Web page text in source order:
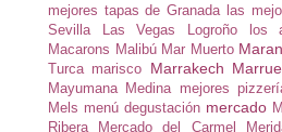
mejores tapas de Granada las
Sevilla
Las Vegas Logroño los
Macarons Malibú Mar Muerto
Turca marisco Marrakech
Mayumana Medina mejores
Mels menú degustación mercado
Ribera
Mercado del Carmel